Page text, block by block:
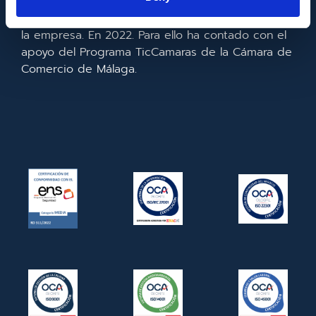
mejora de la competitividad y productividad de
la empresa. En 2022. Para ello ha contado con el
apoyo del Programa TicCamaras de la Cámara de
Comercio de Málaga.